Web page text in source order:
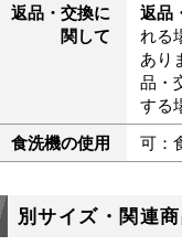
返品・交換に
関して
返品
れる
あり
品・
する
食洗機の使用
可：
別サイズ・関連